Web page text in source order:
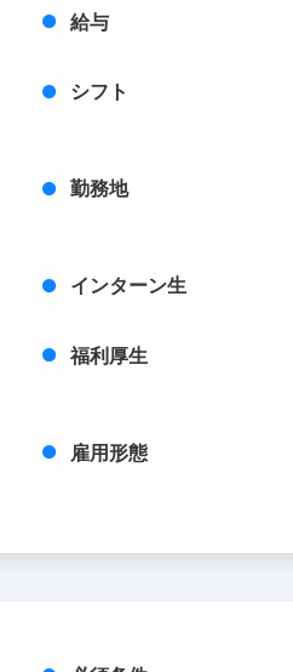
給与
シフト
勤務地
インターン生
福利厚生
雇用形態